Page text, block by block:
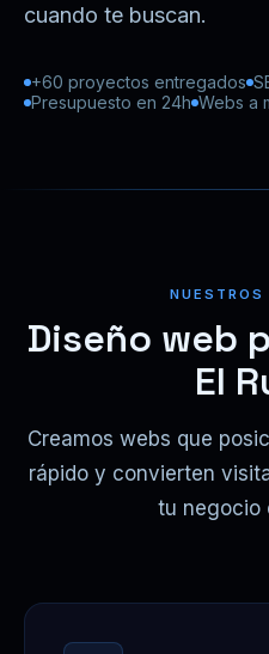
cuando te buscan.
+60 proyectos entregados
Presupuesto en 24h Webs a
Diseño web
El
Creamos webs que
rápido y convierten
tu negocio